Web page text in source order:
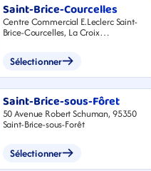
Saint-Brice-Courcelles
Centre Commercial E.Leclerc Saint-
Brice-Courcelles, La Croix
Sélectionner
Saint-Brice-sous-Fôret
50 Avenue Robert Schuman, 95350
Saint-Brice-sous-Forêt
Sélectionner